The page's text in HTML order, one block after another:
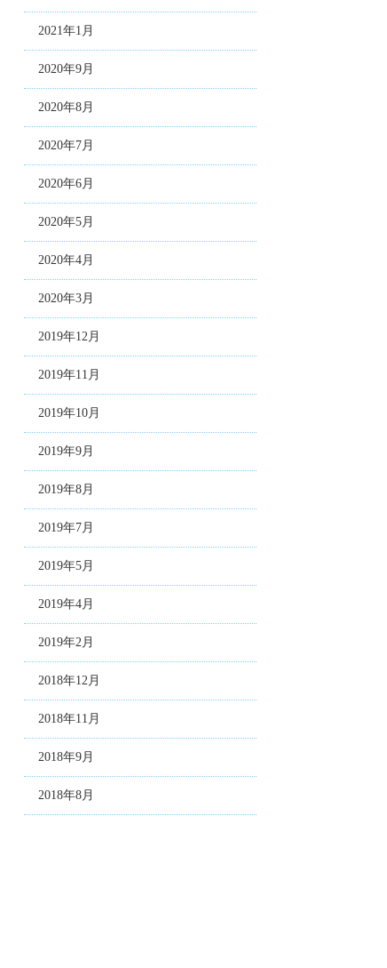
2021年1月
2020年9月
2020年8月
2020年7月
2020年6月
2020年5月
2020年4月
2020年3月
2019年12月
2019年11月
2019年10月
2019年9月
2019年8月
2019年7月
2019年5月
2019年4月
2019年2月
2018年12月
2018年11月
2018年9月
2018年8月